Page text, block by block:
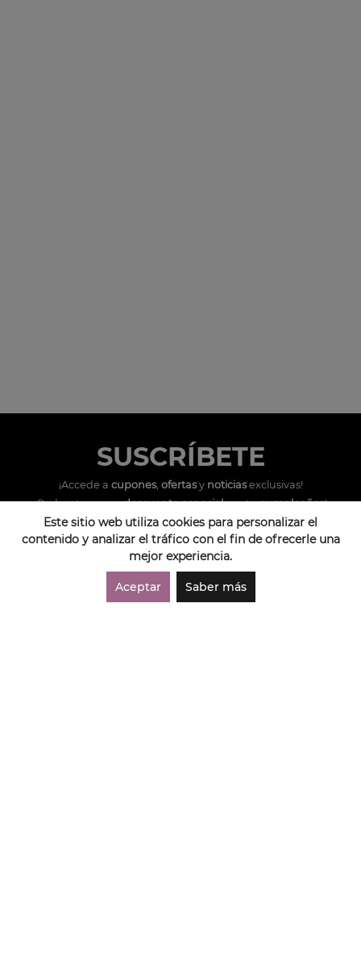
Compras por WhatsApp
SUSCRÍBETE
¡Accede a cupones, ofertasy noticiasexclusivas!
¡Podras tener undescuento especialpor tucumpleaños!
Este sitio web utiliza cookies para personalizar el
contenido y analizar el tráfico con el fin de ofrecerle una
mejor experiencia.
Aceptar Saber más